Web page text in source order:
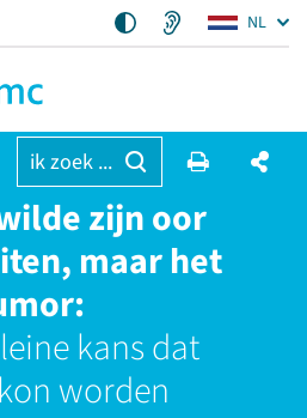
NL
ik zoek ...
zijn oor
maar het
kans dat
worden